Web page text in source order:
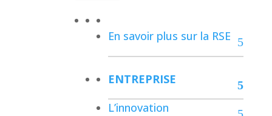
En savoir plus sur la RSE
ENTREPRISE
L’innovation